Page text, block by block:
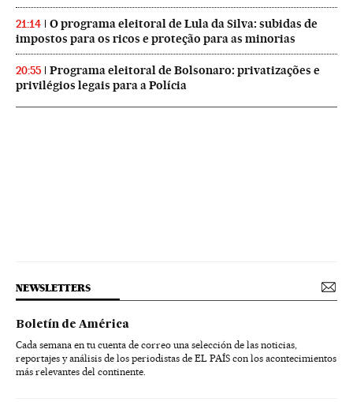
21:14
O programa eleitoral de Lula da Silva: subidas de
impostos para os ricos e proteção para as minorias
20:55
Programa eleitoral de Bolsonaro: privatizações e
privilégios legais para a Polícia
NEWSLETTERS
Boletín de América
Cada semana en tu cuenta de correo una selección de las noticias,
reportajes y análisis de los periodistas de EL PAÍS con los acontecimientos
más relevantes del continente.